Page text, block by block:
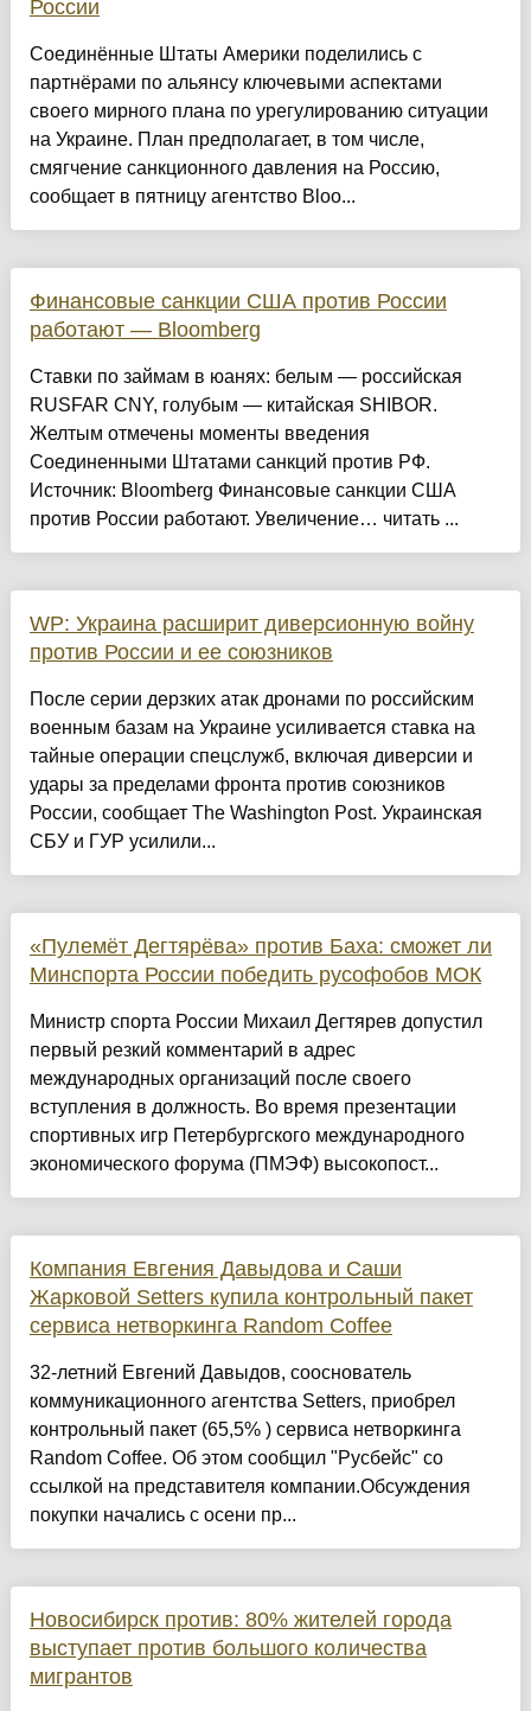
России
Соединённые Штаты Америки поделились с
партнёрами по альянсу ключевыми аспектами
своего мирного плана по урегулированию ситуации
на Украине. План предполагает, в том числе,
смягчение санкционного давления на Россию,
сообщает в пятницу агентство Bloo...
Финансовые санкции США против России
работают — Bloomberg
Ставки по займам в юанях: белым — российская
RUSFAR CNY, голубым — китайская SHIBOR.
Желтым отмечены моменты введения
Соединенными Штатами санкций против РФ.
Источник: Bloomberg Финансовые санкции США
против России работают. Увеличение… читать ...
WP: Украина расширит диверсионную войну
против России и ее союзников
После серии дерзких атак дронами по российским
военным базам на Украине усиливается ставка на
тайные операции спецслужб, включая диверсии и
удары за пределами фронта против союзников
России, сообщает The Washington Post. Украинская
СБУ и ГУР усилили...
«Пулемёт Дегтярёва» против Баха: сможет ли
Минспорта России победить русофобов МОК
Министр спорта России Михаил Дегтярев допустил
первый резкий комментарий в адрес
международных организаций после своего
вступления в должность. Во время презентации
спортивных игр Петербургского международного
экономического форума (ПМЭФ) высокопост...
Компания Евгения Давыдова и Саши
Жарковой Setters купила контрольный пакет
сервиса нетворкинга Random Coffee
32-летний Евгений Давыдов, сооснователь
коммуникационного агентства Setters, приобрел
контрольный пакет (65,5% ) сервиса нетворкинга
Random Coffee. Об этом сообщил "Русбейс" со
ссылкой на представителя компании.Обсуждения
покупки начались с осени пр...
Новосибирск против: 80% жителей города
выступает против большого количества
мигрантов